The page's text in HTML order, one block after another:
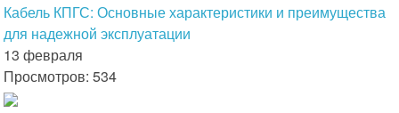
Кабель КПГС: Основные характеристики и преимущества
для надежной эксплуатации
13 февраля
Просмотров: 534